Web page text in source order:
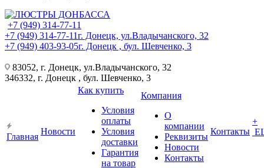
+7 (949) 314-77-11
+7 (949) 314-77-11г. Донецк, ул.Владычанского, 32
+7 (949) 403-93-05г. Донецк , бул. Шевченко, 3
83052, г. Донецк, ул.Владычанского, 32
346332, г. Донецк , бул. Шевченко, 3
Главная
Новости
Как купить
Условия
оплаты
Условия
доставки
Гарантия
на товар
Компания
О
компании
Реквизиты
Новости
Контакты
Контакты
+